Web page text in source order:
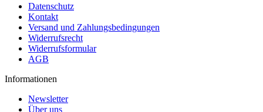
Datenschutz
Kontakt
Versand und Zahlungsbedingungen
Widerrufsrecht
Widerrufsformular
AGB
Informationen
Newsletter
Über uns